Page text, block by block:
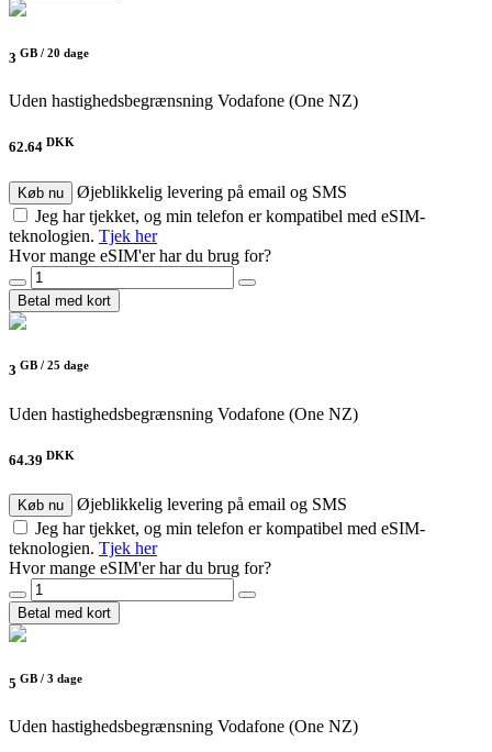
3 GB / 20 dage
Uden hastighedsbegrænsning Vodafone (One NZ)
62.64 DKK
Køb nu
Øjeblikkelig levering på email og SMS
Jeg har tjekket, og min telefon er kompatibel med eSIM-
teknologien. Tjek her
Hvor mange eSIM'er har du brug for?
Betal med kort
3 GB / 25 dage
Uden hastighedsbegrænsning Vodafone (One NZ)
64.39 DKK
Køb nu
Øjeblikkelig levering på email og SMS
Jeg har tjekket, og min telefon er kompatibel med eSIM-
teknologien. Tjek her
Hvor mange eSIM'er har du brug for?
Betal med kort
5 GB / 3 dage
Uden hastighedsbegrænsning Vodafone (One NZ)